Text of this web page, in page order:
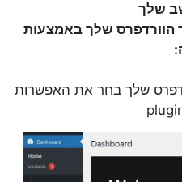
שלך
הוורדפרס שלך באמצעות
שלך בחר את האפשרות